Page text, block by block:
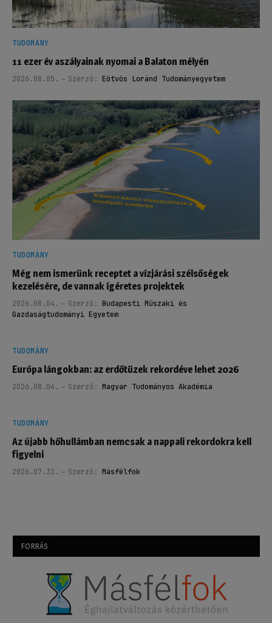
TUDOMÁNY
11 ezer év aszályainak nyomai a Balaton mélyén
2026.08.05. Szerző: Eötvös Loránd Tudományegyetem
TUDOMÁNY
Még nem ismerünk receptet a vízjárási szélsőségek
kezelésére, de vannak ígéretes projektek
2026.08.04. Szerző: Budapesti Műszaki és
Gazdaságtudományi Egyetem
TUDOMÁNY
Európa lángokban: az erdőtüzek rekordéve lehet 2026
2026.08.04. Szerző: Magyar Tudományos Akadémia
TUDOMÁNY
Az újabb hőhullámban nemcsak a nappali rekordokra kell
figyelni
2026.07.31. Szerző: Másfélfok
FORRÁS